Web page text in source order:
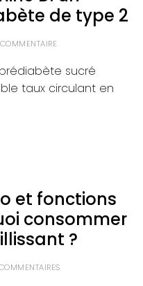
de type 2
sucré
taux circulant en
et fonctions
consommer
?